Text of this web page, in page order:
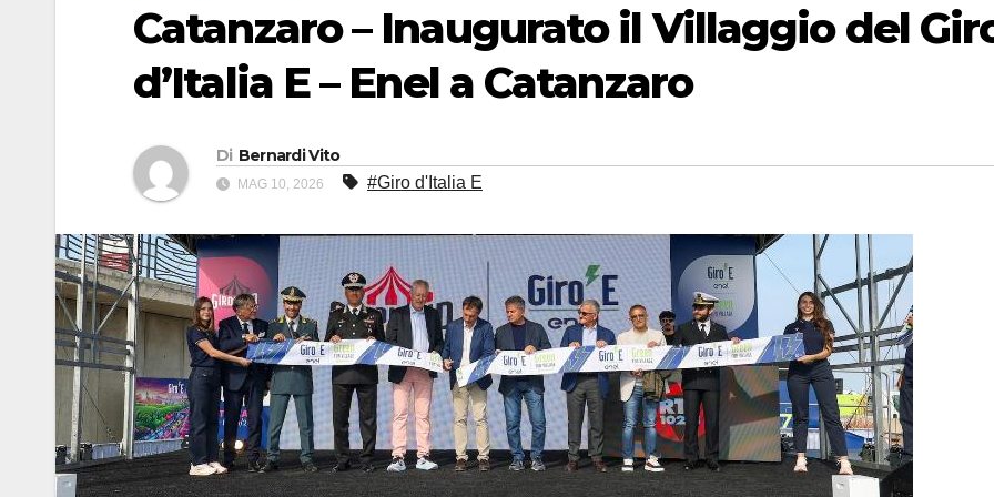
Catanzaro – Inaugurato il Villaggio del
d’Italia E – Enel a Catanzaro
Di Bernardi Vito
MAG 10, 2026 #Giro d'Italia E